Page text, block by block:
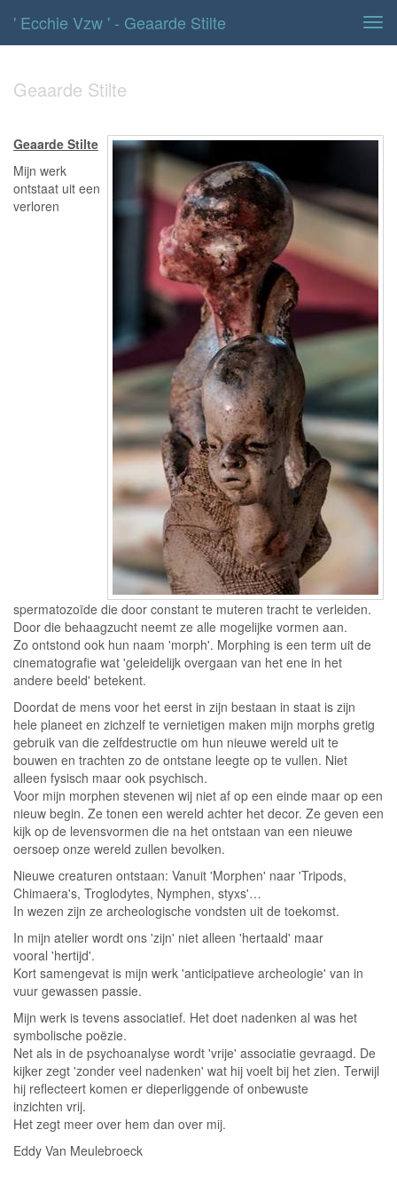
' Ecchie Vzw ' - Geaarde Stilte
Geaarde Stilte
Geaarde Stilte
Mijn werk
ontstaat uit een
verloren
spermatozoïde die door constant te muteren tracht te verleiden.
Door die behaagzucht neemt ze alle mogelijke vormen aan.
Zo ontstond ook hun naam 'morph'. Morphing is een term uit de
cinematografie wat 'geleidelijk overgaan van het ene in het
andere beeld' betekent.
Doordat de mens voor het eerst in zijn bestaan in staat is zijn
hele planeet en zichzelf te vernietigen maken mijn morphs gretig
gebruik van die zelfdestructie om hun nieuwe wereld uit te
bouwen en trachten zo de ontstane leegte op te vullen. Niet
alleen fysisch maar ook psychisch.
Voor mijn morphen stevenen wij niet af op een einde maar op een
nieuw begin. Ze tonen een wereld achter het decor. Ze geven een
kijk op de levensvormen die na het ontstaan van een nieuwe
oersoep onze wereld zullen bevolken.
Nieuwe creaturen ontstaan: Vanuit 'Morphen' naar 'Tripods,
Chimaera's, Troglodytes, Nymphen, styxs'…
In wezen zijn ze archeologische vondsten uit de toekomst.
In mijn atelier wordt ons 'zijn' niet alleen 'hertaald' maar
vooral 'hertijd'.
Kort samengevat is mijn werk 'anticipatieve archeologie' van in
vuur gewassen passie.
Mijn werk is tevens associatief. Het doet nadenken al was het
symbolische poëzie.
Net als in de psychoanalyse wordt 'vrije' associatie gevraagd. De
kijker zegt 'zonder veel nadenken' wat hij voelt bij het zien. Terwijl
hij reflecteert komen er dieperliggende of onbewuste
inzichten vrij.
Het zegt meer over hem dan over mij.
Eddy Van Meulebroeck